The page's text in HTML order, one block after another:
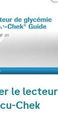
le lecteur
Chek